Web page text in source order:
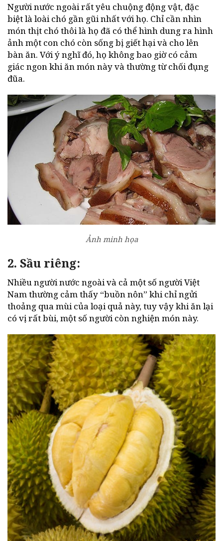
Người nước ngoài rất yêu chuộng động vật, đặc
biệt là loài chó gần gũi nhất với họ. Chỉ cần nhìn
món thịt chó thôi là họ đã có thể hình dung ra hình
ảnh một con chó còn sống bị giết hại và cho lên
bàn ăn. Với ý nghĩ đó, họ không bao giờ có cảm
giác ngon khi ăn món này và thường từ chối đụng
đũa.
Ảnh minh họa
2. Sầu riêng:
Nhiều người nước ngoài và cả một số người Việt
Nam thường cảm thấy “buồn nôn” khi chỉ ngửi
thoảng qua mùi của loại quả này, tuy vậy khi ăn lại
có vị rất bùi, một số người còn nghiện món này.